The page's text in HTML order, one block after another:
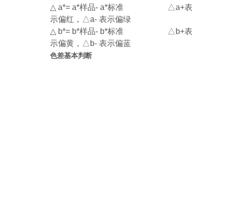
△ a*= a*样品- a*标准 △a+表
示偏红，△a- 表示偏绿
△ b*= b*样品- b*标准 △b+表
示偏黄，△b- 表示偏蓝
色差基本判断